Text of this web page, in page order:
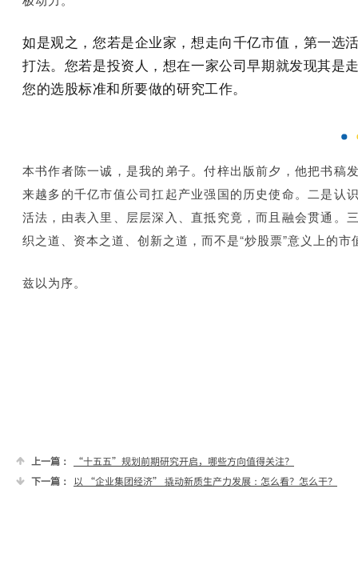
如是观之，您若是企业家，想走向千亿市值，第一选
打法。您若是投资人，想在一家公司早期就发现其是
您的选股标准和所要做的研究工作。
本书作者陈一诚，是我的弟子。付梓出版前夕，他把书稿
来越多的千亿市值公司扛起产业强国的历史使命。二是认
活法，由表入里、层层深入、直抵究竟，而且融会贯通。
织之道、资本之道、创新之道，而不是“炒股票”意义上的
兹以为序。
上一篇：
“十五五”规划前期研究开启，哪些方向值得关注？
下一篇： 以 “企业集团经济” 撬动新质生产力发展：怎么看？怎么干？